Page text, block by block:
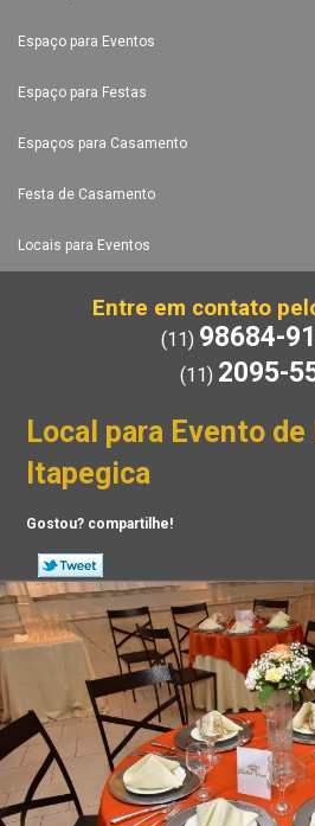
Espaço para Eventos
Espaço para Festas
Espaços para Casamento
Festa de Casamento
Locais para Eventos
Entre em contato
(11) 98684-
(11) 2095-
Local para Evento de
Itapegica
Gostou? compartilhe!